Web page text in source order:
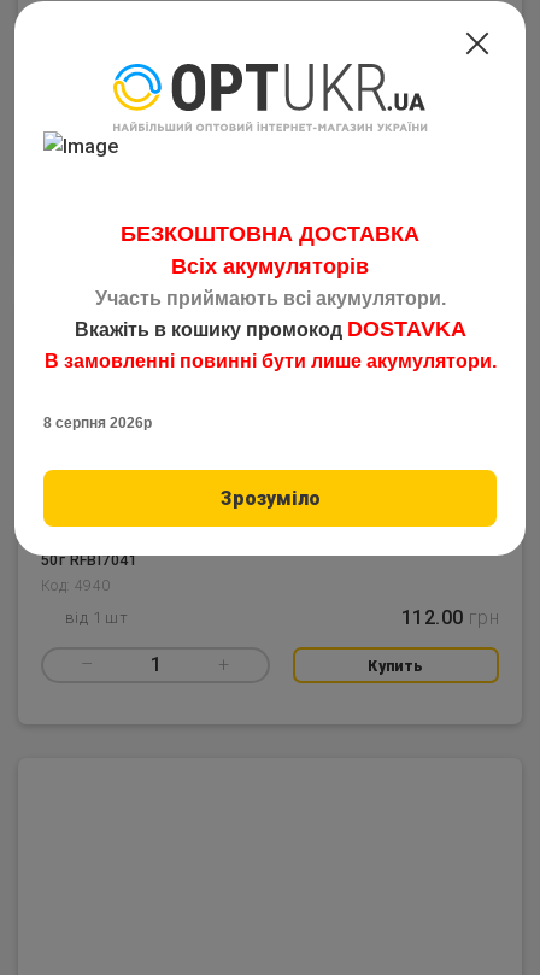
Монтаж Проф Монтаж Romanian Короп-Флет BIG 1 гачок
100г RFBI7046
від 1 шт
50г RFBI7041
Код: 4940
від 1 шт 112.00 грн
– 1 + Купить
БЕЗКОШТОВНА ДОСТАВКА
Всіх акумуляторів
Участь приймають всі акумулятори.
Вкажіть в кошику промокод DOSTAVKA
В замовленні повинні бути лише акумулятори.
8 серпня 2026р
Зрозуміло